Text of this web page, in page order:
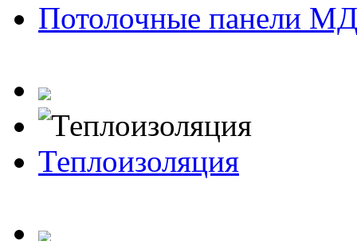
Потолочные панели
Теплоизоляция